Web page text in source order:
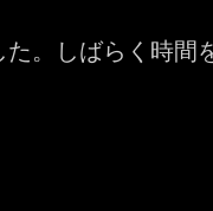
。しばらく時